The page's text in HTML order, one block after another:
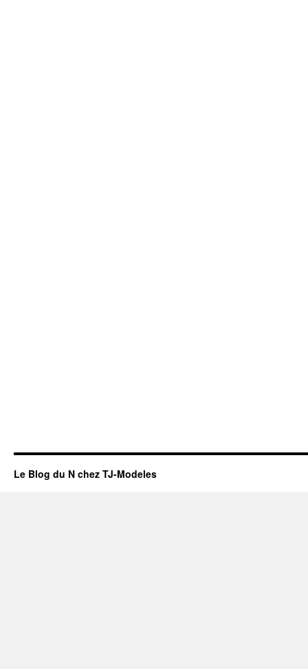
Le Blog du N chez TJ-Modeles